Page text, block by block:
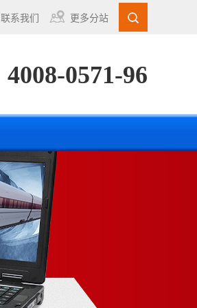
联系我们 更多分站
4008-0571-96